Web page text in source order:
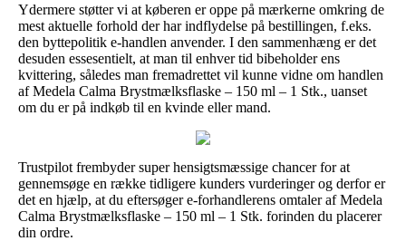
Ydermere støtter vi at køberen er oppe på mærkerne omkring de
mest aktuelle forhold der har indflydelse på bestillingen, f.eks.
den byttepolitik e-handlen anvender. I den sammenhæng er det
desuden essesentielt, at man til enhver tid bibeholder ens
kvittering, således man fremadrettet vil kunne vidne om handlen
af Medela Calma Brystmælksflaske – 150 ml – 1 Stk., uanset
om du er på indkøb til en kvinde eller mand.
Trustpilot frembyder super hensigtsmæssige chancer for at
gennemsøge en række tidligere kunders vurderinger og derfor er
det en hjælp, at du eftersøger e-forhandlerens omtaler af Medela
Calma Brystmælksflaske – 150 ml – 1 Stk. forinden du placerer
din ordre.